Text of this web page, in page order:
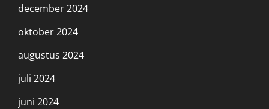
december 2024
oktober 2024
augustus 2024
juli 2024
juni 2024